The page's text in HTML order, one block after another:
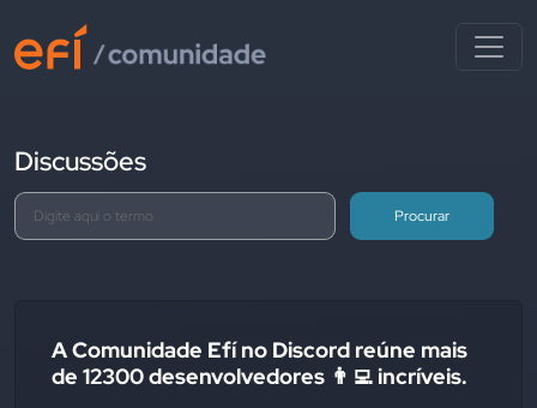
Discussões
Procurar
A Comunidade Efí no Discord reúne mais
de 12300 desenvolvedores 👨‍💻 incríveis.